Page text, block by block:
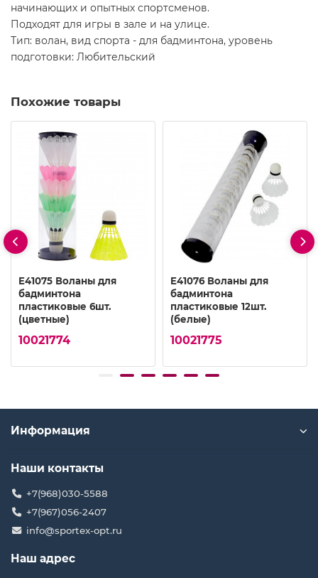
начинающих и опытных спортсменов.
Подходят для игры в зале и на улице.
Тип: волан, вид спорта - для бадминтона, уровень
подготовки: Любительский
Похожие товары
E41075 Воланы для
бадминтона
пластиковые 6шт.
(цветные)
10021774
E41076 Воланы для
бадминтона
пластиковые 12шт.
(белые)
10021775
Информация
Наши контакты
+7(968)030-5588
+7(967)056-2407
info@sportex-opt.ru
Наш адрес